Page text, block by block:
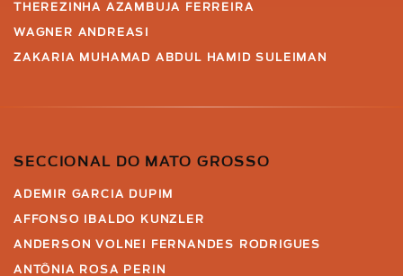
THEREZINHA AZAMBUJA FERREIRA
WAGNER ANDREASI
ZAKARIA MUHAMAD ABDUL HAMID SULEIMAN
SECCIONAL DO MATO GROSSO
ADEMIR GARCIA DUPIM
AFFONSO IBALDO KUNZLER
ANDERSON VOLNEI FERNANDES RODRIGUES
ANTÔNIA ROSA PERIN